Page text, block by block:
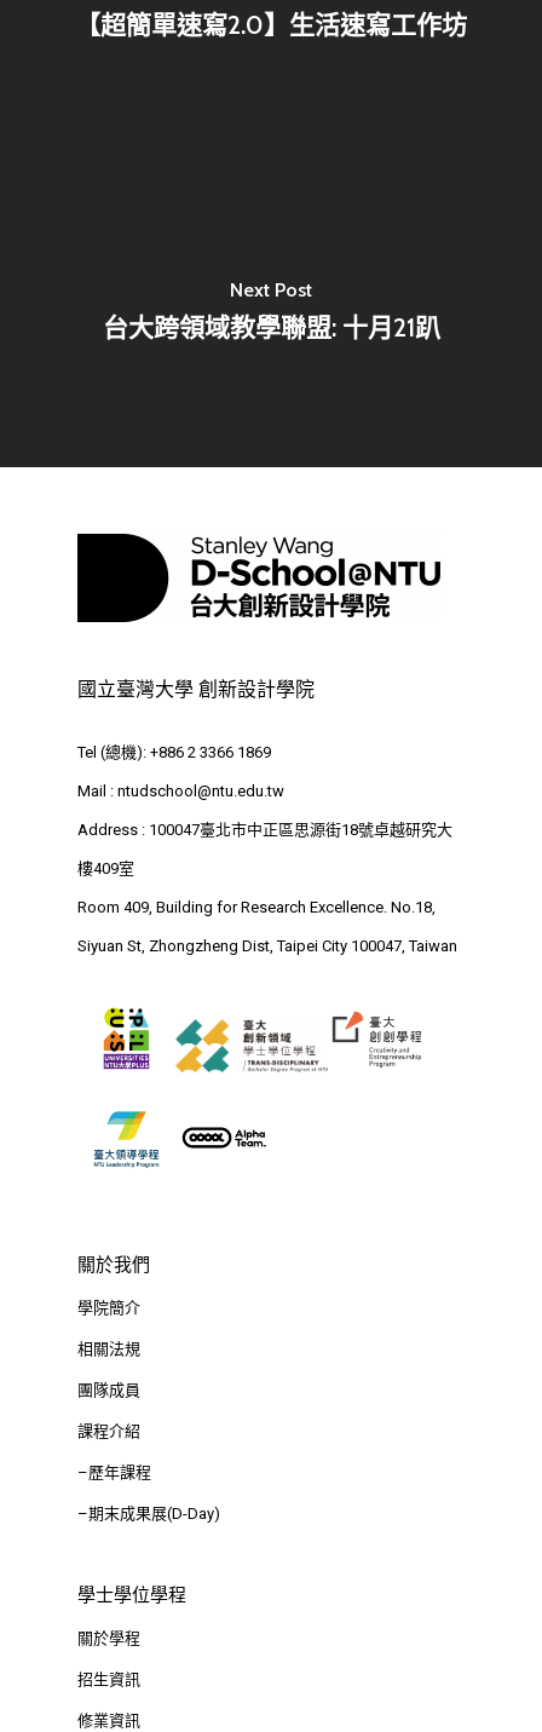
【超簡單速寫2.0】生活速寫工作坊
Next Post
台大跨領域教學聯盟: 十月21趴
國立臺灣大學 創新設計學院
Tel (總機): +886 2 3366 1869
Mail : ntudschool@ntu.edu.tw
Address : 100047臺北市中正區思源街18號卓越研究大
樓409室
Room 409, Building for Research Excellence. No.18,
Siyuan St, Zhongzheng Dist, Taipei City 100047, Taiwan
關於我們
學院簡介
相關法規
團隊成員
課程介紹
–歷年課程
–期末成果展(D-Day)
學士學位學程
關於學程
招生資訊
修業資訊